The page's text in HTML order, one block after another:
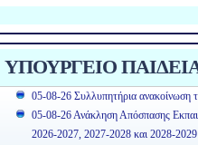
ΥΠΟΥΡΓΕΙΟ
05-08-26 Συλλυπητήρια
05-08-26 Ανάκληση Απόσπασης
2026-2027, 2027-2028 και 2028-2029